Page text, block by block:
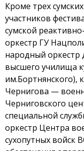
Кроме трех
участников
сумской
оркестр ГУ
народный оркестр
высшего училища
им.Бортнянского),
Чернигова —
Черниговского
специальной
оркестр Центра
сухопутных войск